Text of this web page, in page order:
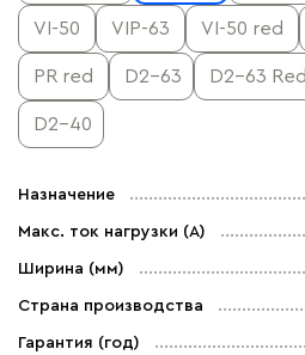
VI-50 VIP-63 VI-50 red
PR red D2-63 D2-63 Red
D2-40
Назначение
Макс. ток нагрузки (А)
Ширина (мм)
Страна производства
Гарантия (год)